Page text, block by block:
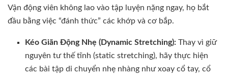
Vận động viên không lao vào tập luyện nặng ngay, họ bắt
đầu bằng việc “đánh thức” các khớp và cơ bắp.
Kéo Giãn Động Nhẹ (Dynamic Stretching): Thay vì giữ
nguyên tư thế tĩnh (static stretching), hãy thực hiện
các bài tập di chuyển nhẹ nhàng như xoay cổ tay, cổ